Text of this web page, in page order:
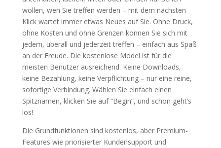
wollen, wen Sie treffen werden – mit dem nächsten
Klick wartet immer etwas Neues auf Sie. Ohne Druck,
ohne Kosten und ohne Grenzen können Sie sich mit
jedem, überall und jederzeit treffen – einfach aus Spaß
an der Freude. Die kostenlose Model ist für die
meisten Benutzer ausreichend. Keine Downloads,
keine Bezahlung, keine Verpflichtung – nur eine reine,
sofortige Verbindung. Wählen Sie einfach einen
Spitznamen, klicken Sie auf “Begin”, und schon geht’s
los!
Die Grundfunktionen sind kostenlos, aber Premium-
Features wie priorisierter Kundensupport und